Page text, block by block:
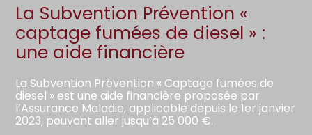
La Subvention Prévention «
captage fumées de diesel » :
une aide financière
La Subvention Prévention « Captage fumées de
diesel » est une aide financière proposée par
l’Assurance Maladie, applicable depuis le 1er janvier
2023, pouvant aller jusqu’à 25 000 €.